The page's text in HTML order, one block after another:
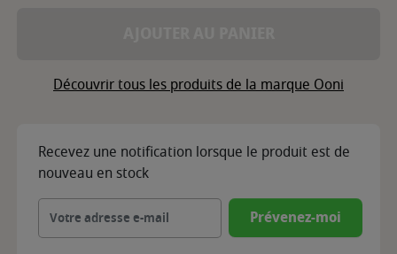
Découvrir tous les produits de la marque Ooni
Recevez une notification lorsque le produit est de
nouveau en stock
Prévenez-moi